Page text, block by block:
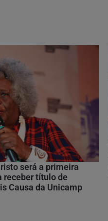
será a primeira
receber título de
Causa da Unicamp